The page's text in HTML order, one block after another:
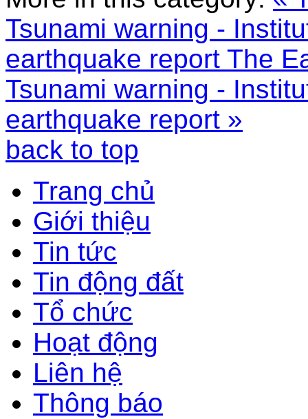
Tsunami warning -
earthquake report The
Tsunami warning -
earthquake report »
back to top
Trang chủ
Giới thiệu
Tin tức
Tin động đất
Tổ chức
Hoạt động
Liên hệ
Thông báo